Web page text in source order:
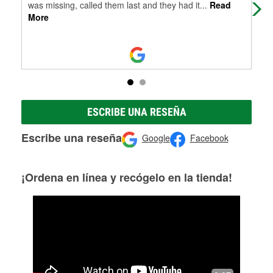
was missing, called them last and they had it... Read
More
ESCRIBE UNA RESEÑA
Escribe una reseña Google Facebook
¡Ordena en línea y recógelo en la tienda!